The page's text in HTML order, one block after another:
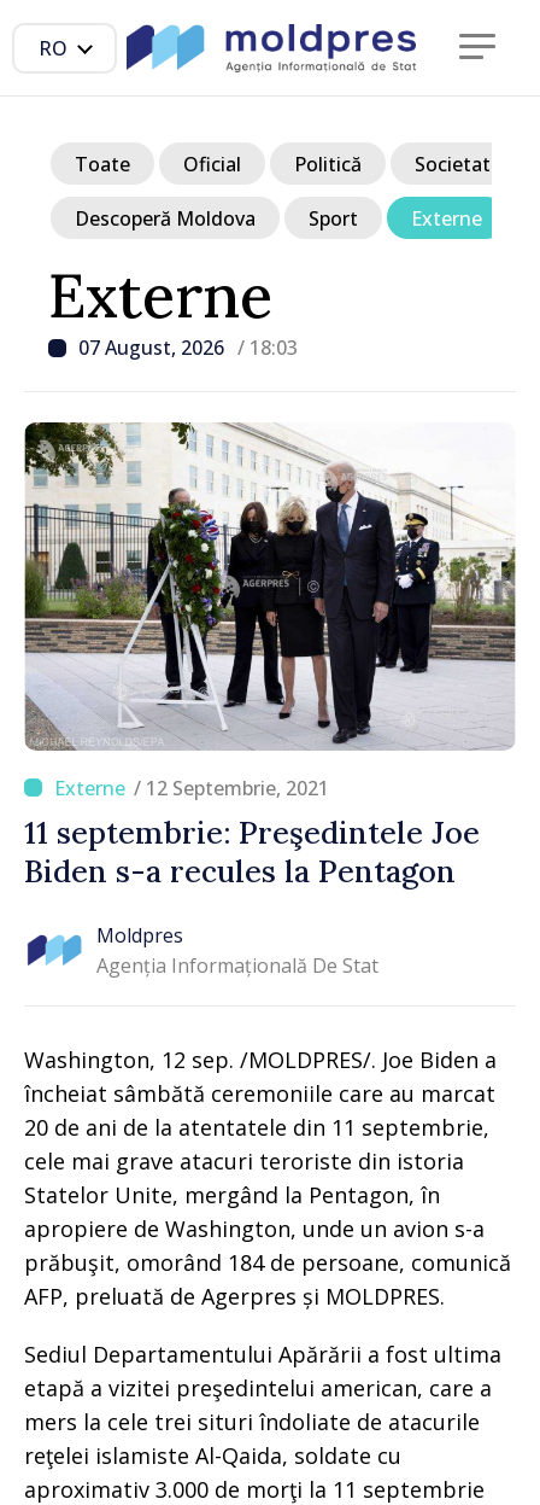
RO
Externe
07 August, 2026 / 18:03
Toate Oficial Politică Societate
Descoperă Moldova Sport Externe
/ 12 Septembrie, 2021
11 septembrie: Preşedintele Joe
Biden s-a recules la Pentagon
Moldpres
Agenția Informațională De Stat
Washington, 12 sep. /MOLDPRES/. Joe Biden a
încheiat sâmbătă ceremoniile care au marcat
20 de ani de la atentatele din 11 septembrie,
cele mai grave atacuri teroriste din istoria
Statelor Unite, mergând la Pentagon, în
apropiere de Washington, unde un avion s-a
prăbuşit, omorând 184 de persoane, comunică
AFP, preluată de Agerpres și MOLDPRES.
Sediul Departamentului Apărării a fost ultima
etapă a vizitei preşedintelui american, care a
mers la cele trei situri îndoliate de atacurile
reţelei islamiste Al-Qaida, soldate cu
aproximativ 3.000 de morţi la 11 septembrie